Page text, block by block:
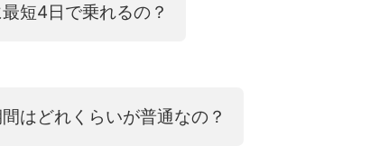
短4日で乗れるの？
はどれくらいが普通なの？